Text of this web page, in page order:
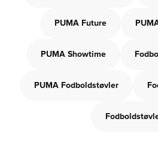
PUMA Future
PUMA Showtime
PUMA Fodboldstøvler